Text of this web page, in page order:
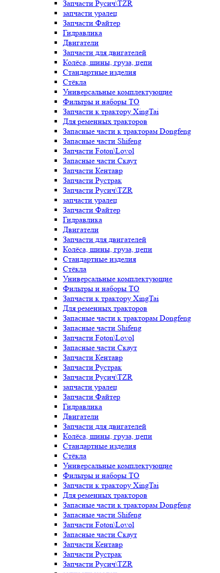
Запчасти Русич\TZR
запчасти уралец
Запчасти Файтер
Гидравлика
Двигатели
Запчасти для двигателей
Колёса, шины, груза, цепи
Стандартные изделия
Стёкла
Универсальные комплектующие
Фильтры и наборы ТО
Запчасти к трактору XingTai
Для ременных тракторов
Запасные части к тракторам Dongfeng
Запасные части Shifeng
Запчасти Foton\Lovol
Запасные части Скаут
Запчасти Кентавр
Запчасти Рустрак
Запчасти Русич\TZR
запчасти уралец
Запчасти Файтер
Гидравлика
Двигатели
Запчасти для двигателей
Колёса, шины, груза, цепи
Стандартные изделия
Стёкла
Универсальные комплектующие
Фильтры и наборы ТО
Запчасти к трактору XingTai
Для ременных тракторов
Запасные части к тракторам Dongfeng
Запасные части Shifeng
Запчасти Foton\Lovol
Запасные части Скаут
Запчасти Кентавр
Запчасти Рустрак
Запчасти Русич\TZR
запчасти уралец
Запчасти Файтер
Гидравлика
Двигатели
Запчасти для двигателей
Колёса, шины, груза, цепи
Стандартные изделия
Стёкла
Универсальные комплектующие
Фильтры и наборы ТО
Запчасти к трактору XingTai
Для ременных тракторов
Запасные части к тракторам Dongfeng
Запасные части Shifeng
Запчасти Foton\Lovol
Запасные части Скаут
Запчасти Кентавр
Запчасти Рустрак
Запчасти Русич\TZR